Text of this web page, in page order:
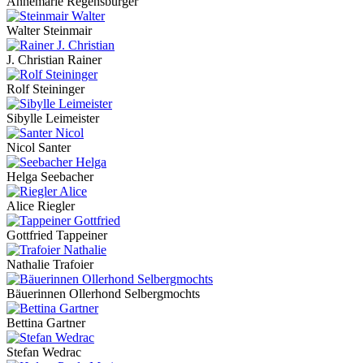
Walter Steinmair
J. Christian Rainer
Rolf Steininger
Sibylle Leimeister
Nicol Santer
Helga Seebacher
Alice Riegler
Gottfried Tappeiner
Nathalie Trafoier
Bäuerinnen Ollerhond Selbergmochts
Bettina Gartner
Stefan Wedrac